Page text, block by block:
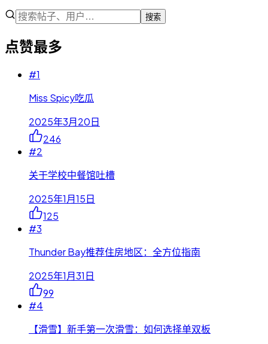
搜索
点赞最多
#1
Miss Spicy吃瓜
2025年3月20日
246
#2
关于学校中餐馆吐槽
2025年1月15日
125
#3
Thunder Bay推荐住房地区：全方位指南
2025年1月31日
99
#4
【滑雪】新手第一次滑雪：如何选择单双板